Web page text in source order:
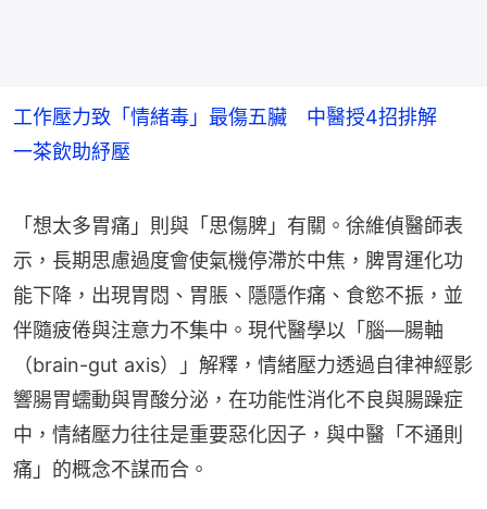
工作壓力致「情緒毒」最傷五臟 中醫授4招排解
一茶飲助紓壓
「想太多胃痛」則與「思傷脾」有關。徐維偵醫師表
示，長期思慮過度會使氣機停滯於中焦，脾胃運化功
能下降，出現胃悶、胃脹、隱隱作痛、食慾不振，並
伴隨疲倦與注意力不集中。現代醫學以「腦—腸軸
（brain-gut axis）」解釋，情緒壓力透過自律神經影
響腸胃蠕動與胃酸分泌，在功能性消化不良與腸躁症
中，情緒壓力往往是重要惡化因子，與中醫「不通則
痛」的概念不謀而合。